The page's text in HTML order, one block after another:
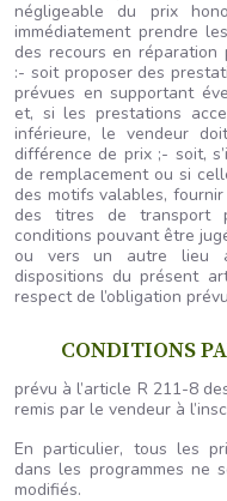
négligeable du prix
immédiatement prendre
des recours en réparation
:- soit proposer des
prévues en supportant
et, si les prestations
inférieure, le vendeur
différence de prix ;- soit,
de remplacement ou si
des motifs valables,
des titres de transport
conditions pouvant être
ou vers un autre lieu
dispositions du présent
respect de l’obligation
CONDITIONS
prévu à l’article R 211-8
remis par le vendeur à
En particulier, tous les
dans les programmes ne
modifiés.